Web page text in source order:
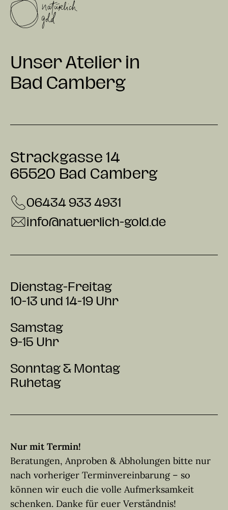
Unser Atelier in
Bad Camberg
Strackgasse 14
65520 Bad Camberg
06434 933 4931
info@natuerlich-gold.de
Dienstag-Freitag
10-13 und 14-19 Uhr
Samstag
9-15 Uhr
Sonntag & Montag
Ruhetag
Nur mit Termin!
Beratungen, Anproben & Abholungen bitte nur
nach vorheriger Terminvereinbarung – so
können wir euch die volle Aufmerksamkeit
schenken. Danke für euer Verständnis!